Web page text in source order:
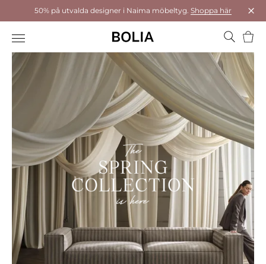
50% på utvalda designer i Naima möbeltyg. Shoppa här